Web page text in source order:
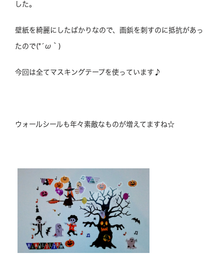
した。
壁紙を綺麗にしたばかりなので、画鋲を刺すのに抵抗があっ
たので(*´ω｀)
今回は全てマスキングテープを使っています♪
ウォールシールも年々素敵なものが増えてますね☆